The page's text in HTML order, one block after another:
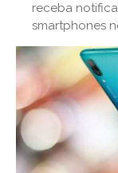
receba
smartphones